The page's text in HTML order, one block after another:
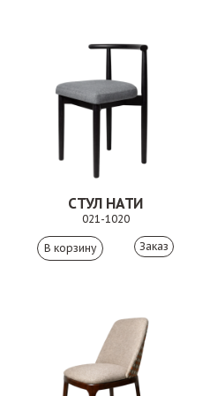
СТУЛ НАТИ
021-1020
Заказ